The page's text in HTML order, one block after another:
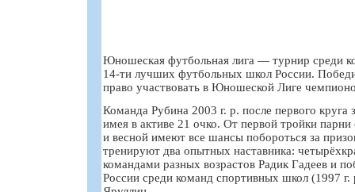
Юношеская футбольная лига — турнир среди
14-ти лучших футбольных школ России.
право участвовать в Юношеской Лиге
Команда Рубина 2003 г. р. после первого круга
имея в активе 21 очко. От первой тройки парни
и весной имеют все шансы побороться за
тренируют два опытных наставника:
командами разных возрастов Радик Гадеев и
России среди команд спортивных школ (1997